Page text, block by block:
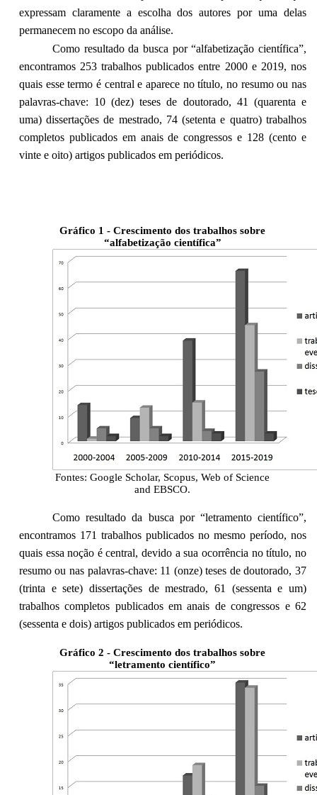
expressam claramente a escolha dos autores por uma delas
permanecem no escopo da análise.
Como resultado da busca por “alfabetização científica”,
encontramos 253 trabalhos publicados entre 2000 e 2019, nos
quais esse termo é central e aparece no título, no resumo ou nas
palavras-chave: 10 (dez) teses de doutorado, 41 (quarenta e
uma) dissertações de mestrado, 74 (setenta e quatro) trabalhos
completos publicados em anais de congressos e 128 (cento e
vinte e oito) artigos publicados em periódicos.
Gráfico 1 - Crescimento dos trabalhos sobre
“alfabetização científica”
Fontes: Google Scholar, Scopus, Web of Science
and EBSCO.
Como resultado da busca por “letramento científico”,
encontramos 171 trabalhos publicados no mesmo período, nos
quais essa noção é central, devido a sua ocorrência no título, no
resumo ou nas palavras-chave: 11 (onze) teses de doutorado, 37
(trinta e sete) dissertações de mestrado, 61 (sessenta e um)
trabalhos completos publicados em anais de congressos e 62
(sessenta e dois) artigos publicados em periódicos.
Gráfico 2 - Crescimento dos trabalhos sobre
“letramento científico”